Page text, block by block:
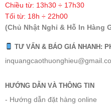
Chiều từ: 13h30 ÷ 17h30
Tối từ: 18h ÷ 22h00
(Chủ Nhật Nghỉ & Hỗ In Hàng
TƯ VẤN & BÁO GIÁ NHANH:
HƯỚNG DẪN VÀ THÔNG TIN
- Hướng dẫn đặt hàng online